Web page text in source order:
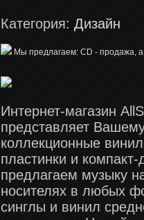
Категория:Дизайн
Мы предлагаем: CD - продажа,
Интернет-магазин
представляет
коллекционные
пластинки и
предлагаем музыку
носителях в любых
синглы и винил